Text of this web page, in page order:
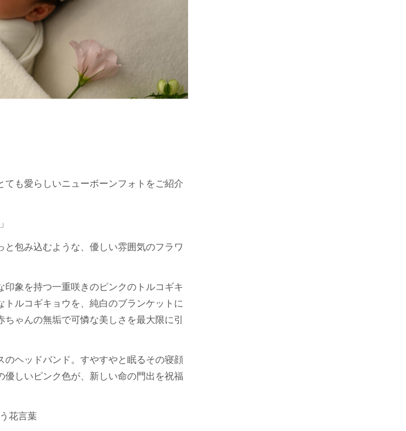
も愛らしいニューボーンフォトをご紹介
包み込むような、優しい雰囲気のフラワ
印象を持つ一重咲きのピンクのトルコギキ
ルコギキョウを、純白のブランケットに
ゃんの無垢で可憐な美しさを最大限に引
ヘッドバンド。すやすやと眠るその寝顔
しいピンク色が、新しい命の門出を祝福
花言葉